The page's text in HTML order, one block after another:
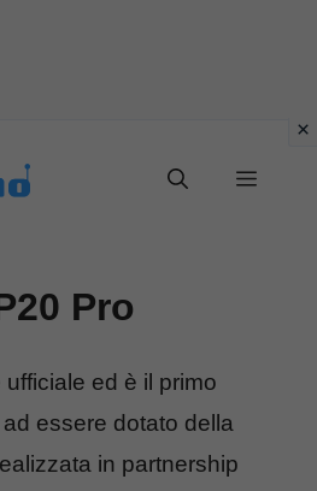
Menu
Pro
ed è il primo
essere dotato della
in partnership